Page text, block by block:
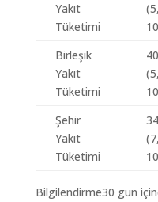
Yakıt
Tüketimi
Birleşik
Yakıt
Tüketimi
Şehir
Yakıt
Tüketimi
Bilgilendirme30 gun